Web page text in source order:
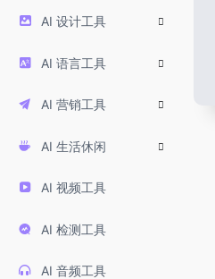
AI 设计工具
AI 语言工具
AI 营销工具
AI 生活休闲
AI 视频工具
AI 检测工具
AI 音频工具